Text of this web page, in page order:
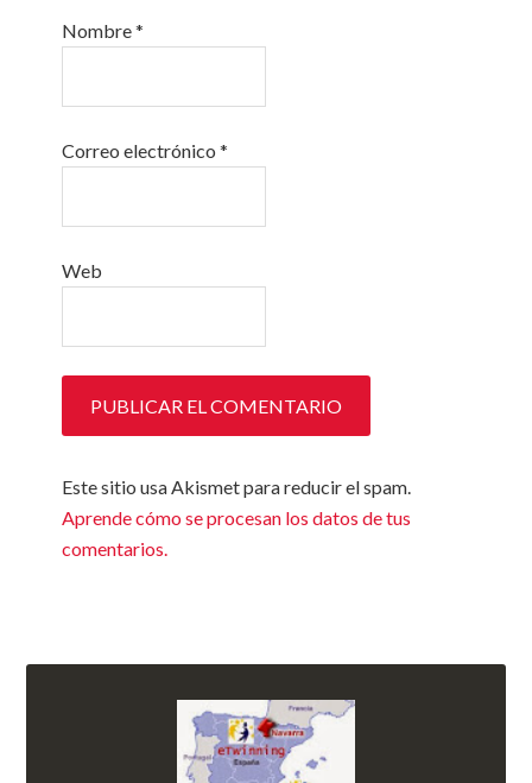
Nombre*
Correo electrónico*
Web
Este sitio usa Akismet para reducir el spam.
Aprende cómo se procesan los datos de tus
comentarios.